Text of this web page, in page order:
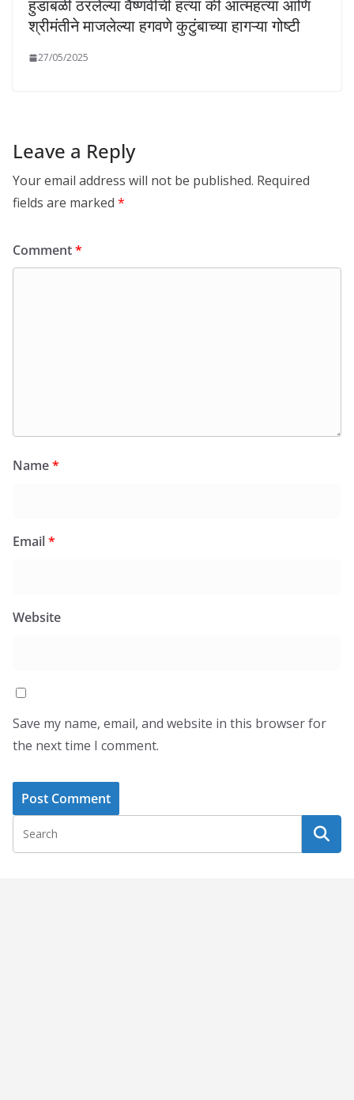
हुंडाबळी ठरलेल्या वैष्णवीची हत्या की आत्महत्या आणि
श्रीमंतीने माजलेल्या हगवणे कुटुंबाच्या हागऱ्या गोष्टी
27/05/2025
Leave a Reply
Your email address will not be published. Required
fields are marked *
Comment*
Name*
Email*
Website
Save my name, email, and website in this browser for
the next time I comment.